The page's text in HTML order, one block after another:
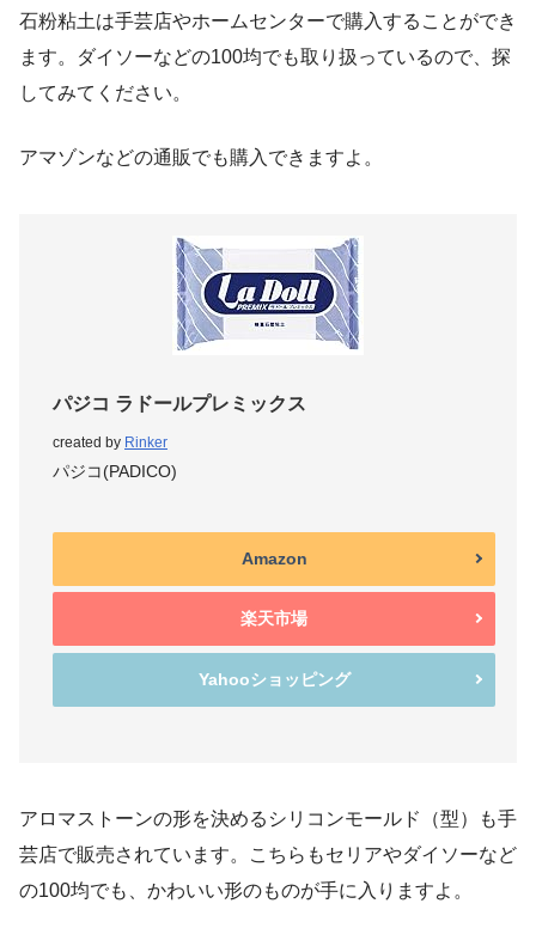
石粉粘土は手芸店やホームセンターで購入することができ
ます。ダイソーなどの100均でも取り扱っているので、探
してみてください。
アマゾンなどの通販でも購入できますよ。
パジコ ラドールプレミックス
created by Rinker
パジコ(PADICO)
Amazon
楽天市場
Yahooショッピング
アロマストーンの形を決めるシリコンモールド（型）も手
芸店で販売されています。こちらもセリアやダイソーなど
の100均でも、かわいい形のものが手に入りますよ。